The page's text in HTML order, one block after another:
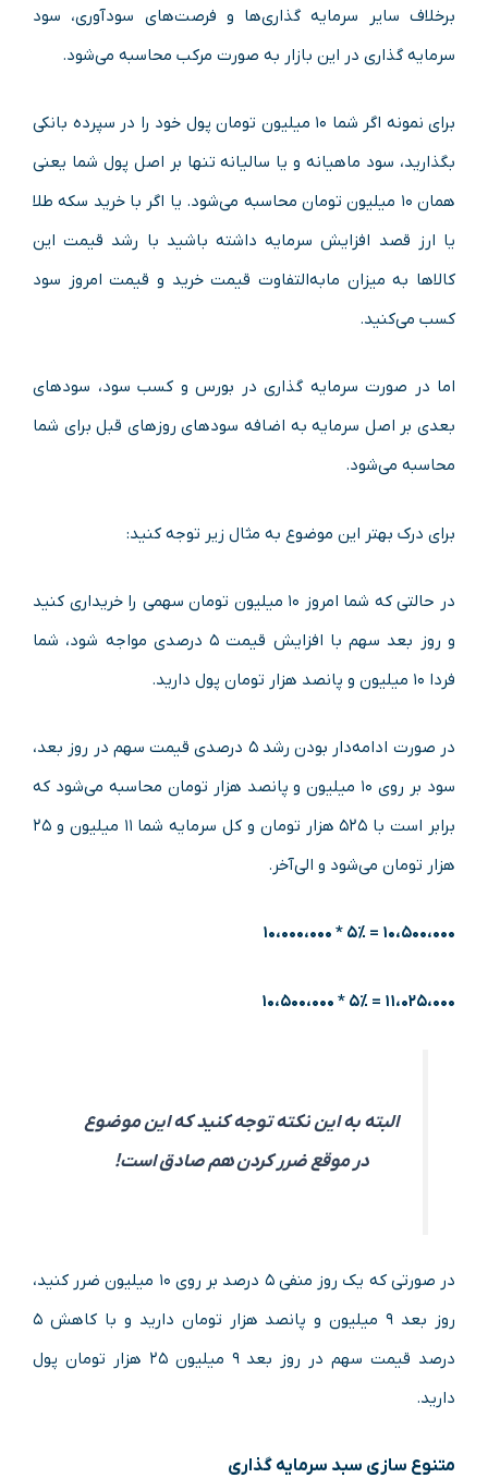
برخلاف سایر سرمایه گذاری‌ها و فرصت‌های سودآوری، سود
سرمایه گذاری در این بازار به صورت مرکب محاسبه می‌شود.
برای نمونه اگر شما ۱۰ میلیون تومان پول خود را در سپرده بانکی
بگذارید، سود ماهیانه و یا سالیانه تنها بر اصل پول شما یعنی
همان ۱۰ میلیون تومان محاسبه می‌شود. یا اگر با خرید سکه طلا
یا ارز قصد افزایش سرمایه داشته باشید با رشد قیمت این
کالاها به میزان مابه‌التفاوت قیمت خرید و قیمت امروز سود
کسب می‌کنید.
اما در صورت سرمایه گذاری در بورس و کسب سود، سودهای
بعدی بر اصل سرمایه به اضافه سودهای روزهای قبل برای شما
محاسبه می‌شود.
برای درک بهتر این موضوع به مثال زیر توجه کنید:
در حالتی که شما امروز ۱۰ میلیون تومان سهمی را خریداری کنید
و روز بعد سهم با افزایش قیمت ۵ درصدی مواجه شود، شما
فردا ۱۰ میلیون و پانصد هزار تومان پول دارید.
در صورت ادامه‌دار بودن رشد ۵ درصدی قیمت سهم در روز بعد،
سود بر روی ۱۰ میلیون و پانصد هزار تومان محاسبه می‌شود که
برابر است با ۵۲۵ هزار تومان و کل سرمایه شما ۱۱ میلیون و ۲۵
هزار تومان می‌شود و الی‌آخر.
۱۰،۵۰۰،۰۰۰ = ۵% * ۱۰،۰۰۰،۰۰۰
۱۱،۰۲۵،۰۰۰ = ۵% * ۱۰،۵۰۰،۰۰۰
البته به این نکته توجه کنید که این موضوع
در موقع ضرر کردن هم صادق است!
در صورتی که یک روز منفی ۵ درصد بر روی ۱۰ میلیون ضرر کنید،
روز بعد ۹ میلیون و پانصد هزار تومان دارید و با کاهش ۵
درصد قیمت سهم در روز بعد ۹ میلیون ۲۵ هزار تومان پول
دارید.
متنوع سازی سبد سرمایه گذاری